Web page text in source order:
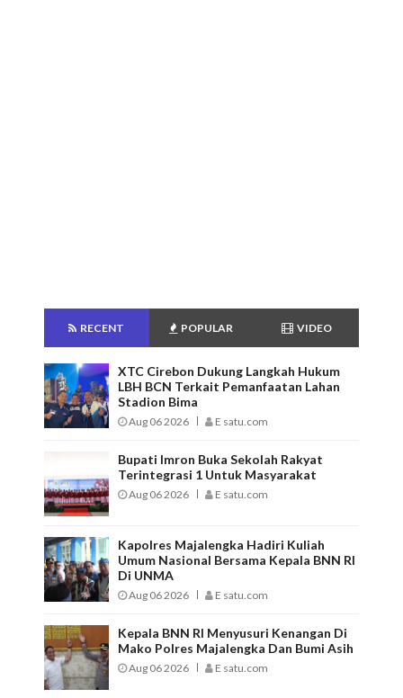
RECENT POPULAR VIDEO
XTC Cirebon Dukung Langkah Hukum
LBH BCN Terkait Pemanfaatan Lahan
Stadion Bima
Aug 06 2026 E satu.com
Bupati Imron Buka Sekolah Rakyat
Terintegrasi 1 Untuk Masyarakat
Aug 06 2026 E satu.com
Kapolres Majalengka Hadiri Kuliah
Umum Nasional Bersama Kepala BNN RI
Di UNMA
Aug 06 2026 E satu.com
Kepala BNN RI Menyusuri Kenangan Di
Mako Polres Majalengka Dan Bumi Asih
Aug 06 2026 E satu.com